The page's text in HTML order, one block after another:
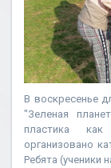
В воскресенье
"Зеленая
пластика
организовано
Ребята